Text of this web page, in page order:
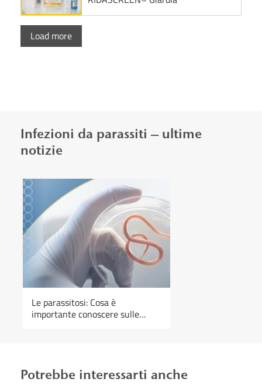
Load more
Infezioni da parassiti – ultime
notizie
Le parassitosi: Cosa è
importante conoscere sulle
Potrebbe interessarti anche